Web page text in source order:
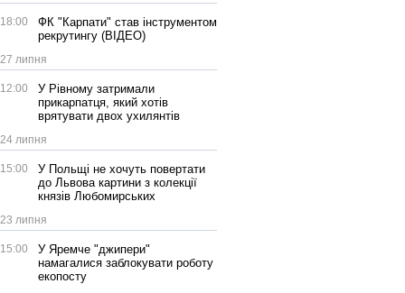
18:00
ФК "Карпати" став інструментом
рекрутингу (ВІДЕО)
27 липня
12:00
У Рівному затримали
прикарпатця, який хотів
врятувати двох ухилянтів
24 липня
15:00
У Польщі не хочуть повертати
до Львова картини з колекції
князів Любомирських
23 липня
15:00
У Яремче "джипери"
намагалися заблокувати роботу
екопосту